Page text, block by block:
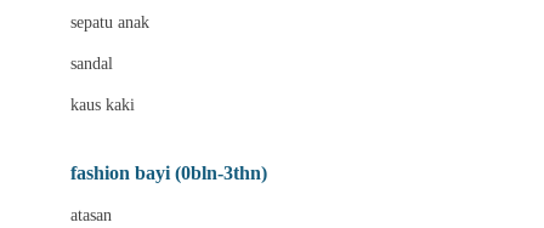
Biolane
Bizzi Growin
Blooming Marvellous
sepatu anak
sandal
kaus kaki
fashion bayi (0bln-3thn)
atasan